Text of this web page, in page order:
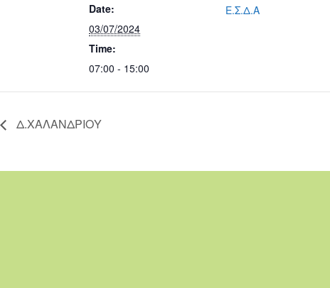
Date:
03/07/2024
Time:
07:00 - 15:00
Ε.Σ.Δ.Α
Δ.ΧΑΛΑΝΔΡΙΟΥ